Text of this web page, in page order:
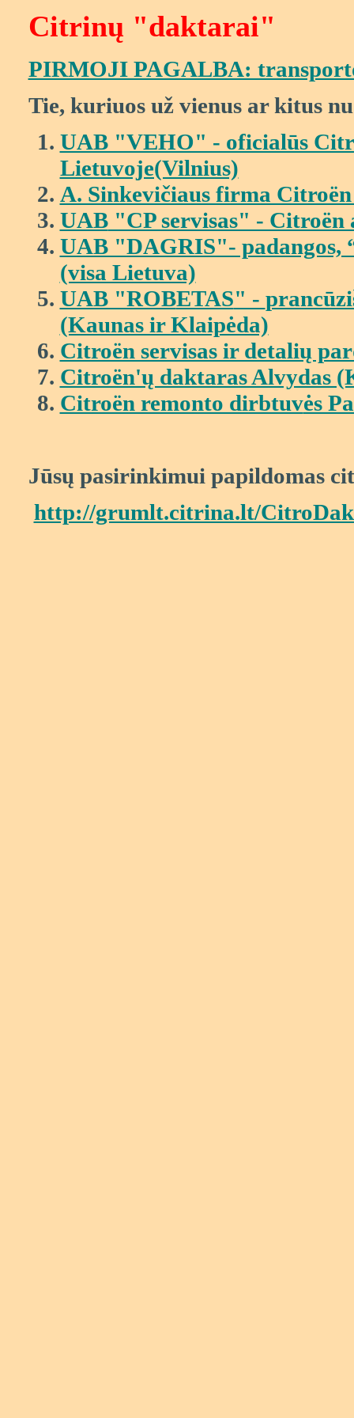
Citrinų "daktarai"
PIRMOJI PAGALBA:
Tie, kuriuos už vienus ar kitus
UAB "VEHO" - oficialūs
Lietuvoje(Vilnius)
A. Sinkevičiaus firma
UAB"CP servisas" - Citroën
UAB "DAGRIS"-
(visa Lietuva)
UAB "ROBETAS" -
(Kaunas ir Klaipėda)
Citroën servisas ir detalių
Citroën'ų daktaras Alvydas
Citroën remonto dirbtuvės
Jūsų pasirinkimui papildomas
http://grumlt.citrina.lt/